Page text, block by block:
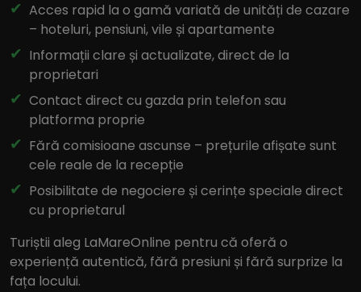
Acces rapid la o gamă variată de unități de cazare
– hoteluri, pensiuni, vile și apartamente
Informații clare și actualizate, direct de la
proprietari
Contact direct cu gazda prin telefon sau
platforma proprie
Fără comisioane ascunse – prețurile afișate sunt
cele reale de la recepție
Posibilitate de negociere și cerințe speciale direct
cu proprietarul
Turiștii aleg LaMareOnline pentru că oferă o
experiență autentică, fără presiuni și fără surprize la
fața locului.